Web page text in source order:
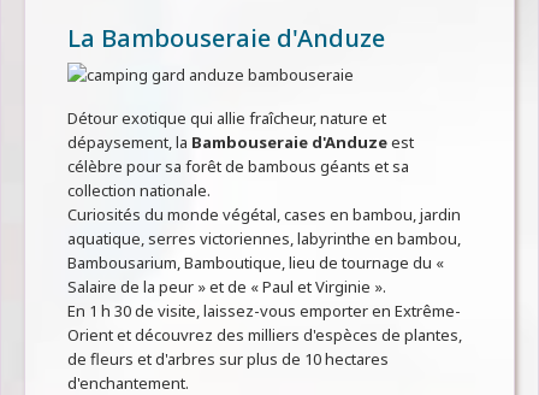
La Bambouseraie d'Anduze
Détour exotique qui allie fraîcheur, nature et
dépaysement, la Bambouseraie d'Anduzeest
célèbre pour sa forêt de bambous géants et sa
collection nationale.
Curiosités du monde végétal, cases en bambou, jardin
aquatique, serres victoriennes, labyrinthe en bambou,
Bambousarium, Bamboutique, lieu de tournage du «
Salaire de la peur » et de « Paul et Virginie ».
En 1 h 30 de visite, laissez-vous emporter en Extrême-
Orient et découvrez des milliers d'espèces de plantes,
de fleurs et d'arbres sur plus de 10 hectares
d'enchantement.